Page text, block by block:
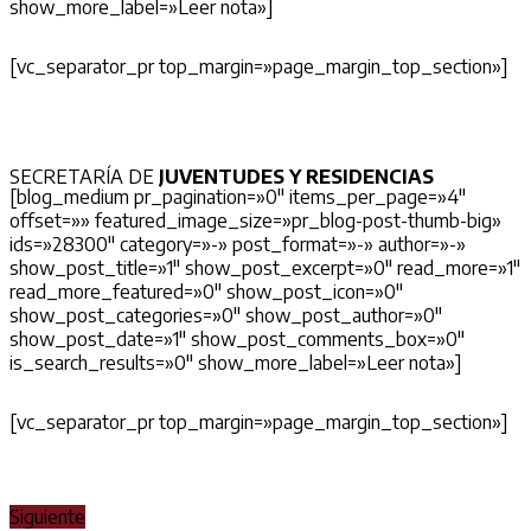
show_more_label=»Leer nota»]
[vc_separator_pr top_margin=»page_margin_top_section»]
SECRETARÍA DE JUVENTUDES Y RESIDENCIAS
[blog_medium pr_pagination=»0″ items_per_page=»4″
offset=»» featured_image_size=»pr_blog-post-thumb-big»
ids=»28300″ category=»-» post_format=»-» author=»-»
show_post_title=»1″ show_post_excerpt=»0″ read_more=»1″
read_more_featured=»0″ show_post_icon=»0″
show_post_categories=»0″ show_post_author=»0″
show_post_date=»1″ show_post_comments_box=»0″
is_search_results=»0″ show_more_label=»Leer nota»]
[vc_separator_pr top_margin=»page_margin_top_section»]
Siguiente